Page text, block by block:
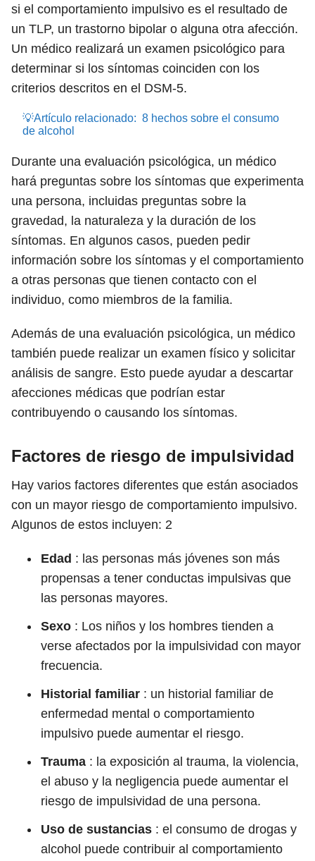
si el comportamiento impulsivo es el resultado de
un TLP, un trastorno bipolar o alguna otra afección.
Un médico realizará un examen psicológico para
determinar si los síntomas coinciden con los
criterios descritos en el DSM-5.
💡Artículo relacionado: 8 hechos sobre el consumo
de alcohol
Durante una evaluación psicológica, un médico
hará preguntas sobre los síntomas que experimenta
una persona, incluidas preguntas sobre la
gravedad, la naturaleza y la duración de los
síntomas. En algunos casos, pueden pedir
información sobre los síntomas y el comportamiento
a otras personas que tienen contacto con el
individuo, como miembros de la familia.
Además de una evaluación psicológica, un médico
también puede realizar un examen físico y solicitar
análisis de sangre. Esto puede ayudar a descartar
afecciones médicas que podrían estar
contribuyendo o causando los síntomas.
Factores de riesgo de impulsividad
Hay varios factores diferentes que están asociados
con un mayor riesgo de comportamiento impulsivo.
Algunos de estos incluyen: 2
Edad : las personas más jóvenes son más
propensas a tener conductas impulsivas que
las personas mayores.
Sexo : Los niños y los hombres tienden a
verse afectados por la impulsividad con mayor
frecuencia.
Historial familiar : un historial familiar de
enfermedad mental o comportamiento
impulsivo puede aumentar el riesgo.
Trauma : la exposición al trauma, la violencia,
el abuso y la negligencia puede aumentar el
riesgo de impulsividad de una persona.
Uso de sustancias : el consumo de drogas y
alcohol puede contribuir al comportamiento